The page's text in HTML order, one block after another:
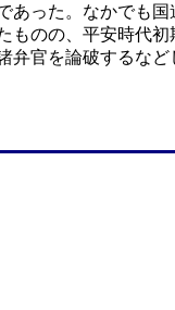
った。なかでも
ものの、平安時代
弁官を論破するな